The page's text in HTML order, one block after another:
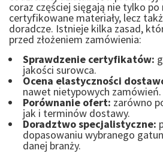
coraz częściej sięgają nie tylko po
certyfikowane materiały, lecz
doradcze. Istnieje kilka zasad,
przed złożeniem zamówienia:
Sprawdzenie certyfikatów:
jakości surowca.
Ocena elastyczności
nawet nietypowych zamówień.
Porównanie ofert: zarówno
jak i terminów dostawy.
Doradztwo specjalistyczne:
dopasowaniu wybranego
danej branży.